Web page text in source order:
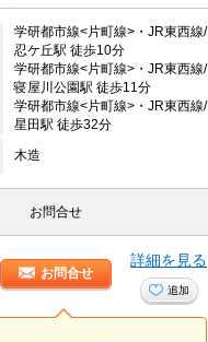
学研都市線<片町線>・JR東西線/
忍ケ丘駅 徒歩10分
学研都市線<片町線>・JR東西線/
寝屋川公園駅 徒歩11分
学研都市線<片町線>・JR東西線/
星田駅 徒歩32分
木造
お問合せ
お問合せ
詳細を見る
追加